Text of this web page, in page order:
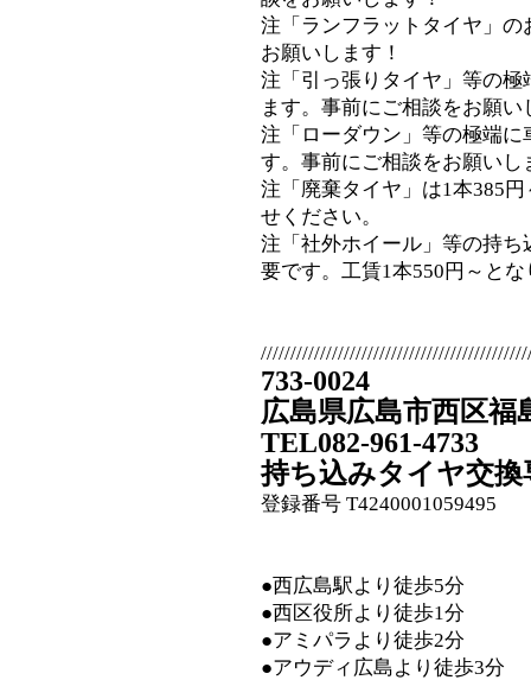
注「ランフラットタイヤ」
お願いします！
注「引っ張りタイヤ」等の
ます。事前にご相談をお願い
注「ローダウン」等の極端
す。事前にご相談をお願いし
注「廃棄タイヤ」は1本385
せください。
注「社外ホイール」等の持
要です。工賃1本550円～とな
733-0024
広島県広島市西区福
TEL082-961-4733
持ち込みタイヤ交換
登録番号 T4240001059495
●西広島駅より徒歩5分
●西区役所より徒歩1分
●アミパラより徒歩2分
●アウディ広島より徒歩3分